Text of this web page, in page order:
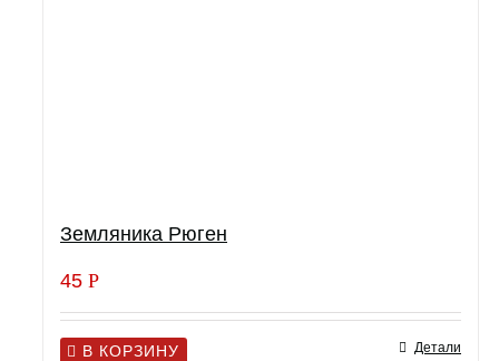
Земляника Рюген
45 Р
В КОРЗИНУ Детали